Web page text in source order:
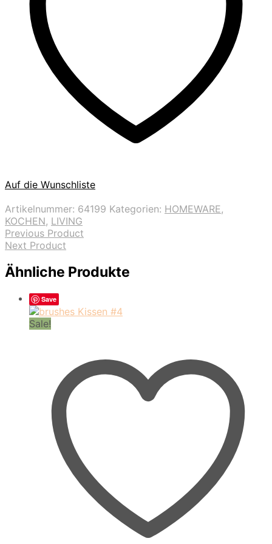
Auf die Wunschliste
Artikelnummer: 64199 Kategorien: HOMEWARE,
KOCHEN, LIVING
Previous Product
Next Product
Ähnliche Produkte
Save
Sale!